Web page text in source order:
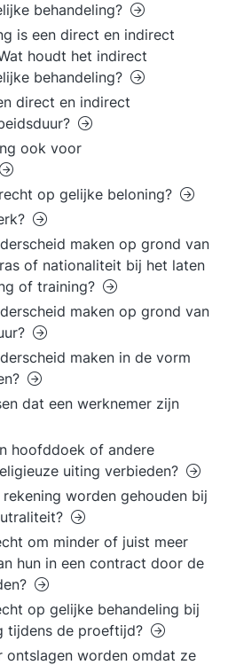
behandeling?
is een direct en indirect
houdt het indirect
behandeling?
direct en indirect
ook voor
op gelijke beloning?
maken op grond van
of nationaliteit bij het laten
of training?
maken op grond van
maken in de vorm
dat een werknemer zijn
hoofddoek of andere
uiting verbieden?
worden gehouden bij
om minder of juist meer
hun in een contract door de
op gelijke behandeling bij
tijdens de proeftijd?
ontslagen worden omdat ze